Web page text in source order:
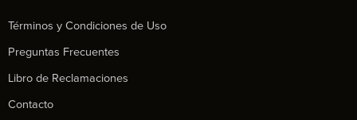
Términos y Condiciones de Uso
Preguntas Frecuentes
Libro de Reclamaciones
Contacto